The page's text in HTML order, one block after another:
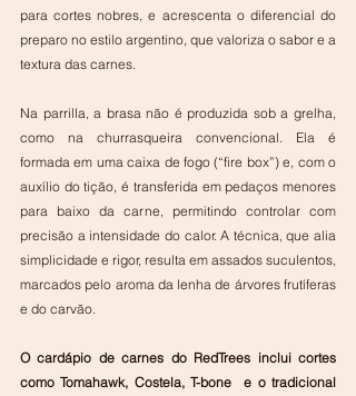
para cortes nobres, e acrescenta o diferencial do
preparo no estilo argentino, que valoriza o sabor e a
textura das carnes.
Na parrilla, a brasa não é produzida sob a grelha,
como na churrasqueira convencional. Ela é
formada em uma caixa de fogo (“fire box”) e, com o
auxílio do tição, é transferida em pedaços menores
para baixo da carne, permitindo controlar com
precisão a intensidade do calor. A técnica, que alia
simplicidade e rigor, resulta em assados suculentos,
marcados pelo aroma da lenha de árvores frutíferas
e do carvão.
O cardápio de carnes do RedTrees inclui cortes
como Tomahawk, Costela, T-bone  e o tradicional